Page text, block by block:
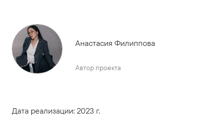
Анастасия Филиппова
Автор проекта
Дата реализации: 2023 г.